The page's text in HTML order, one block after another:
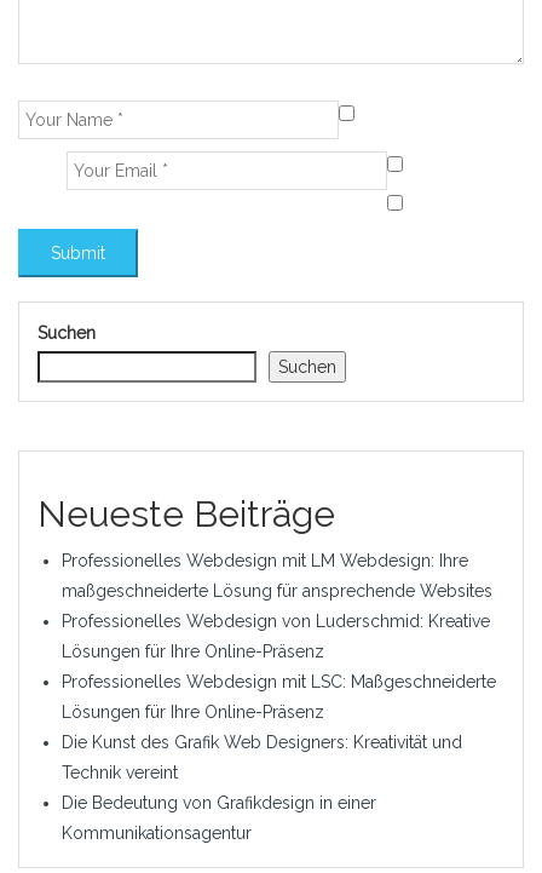
Suchen
Suchen
Neueste Beiträge
Professionelles Webdesign mit LM Webdesign: Ihre
maßgeschneiderte Lösung für ansprechende Websites
Professionelles Webdesign von Luderschmid: Kreative
Lösungen für Ihre Online-Präsenz
Professionelles Webdesign mit LSC: Maßgeschneiderte
Lösungen für Ihre Online-Präsenz
Die Kunst des Grafik Web Designers: Kreativität und
Technik vereint
Die Bedeutung von Grafikdesign in einer
Kommunikationsagentur